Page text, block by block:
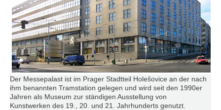
Der Messepalast ist im Prager Stadtteil Holešovice an der nach
ihm benannten Tramstation gelegen und wird seit den 1990er
Jahren als Museum zur ständigen Ausstellung von
Kunstwerken des 19., 20. und 21. Jahrhunderts genutzt.